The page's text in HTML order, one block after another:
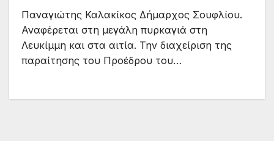
αρχή για δημιουργία νέων ΙΕΚ στο
Σουφλί.
Παναγιώτης Καλακίκος Δήμαρχος Σουφλίου.
Αναφέρεται στη μεγάλη πυρκαγιά στη
Λευκίμμη και στα αιτία. Την διαχείριση της
παραίτησης του Προέδρου του…